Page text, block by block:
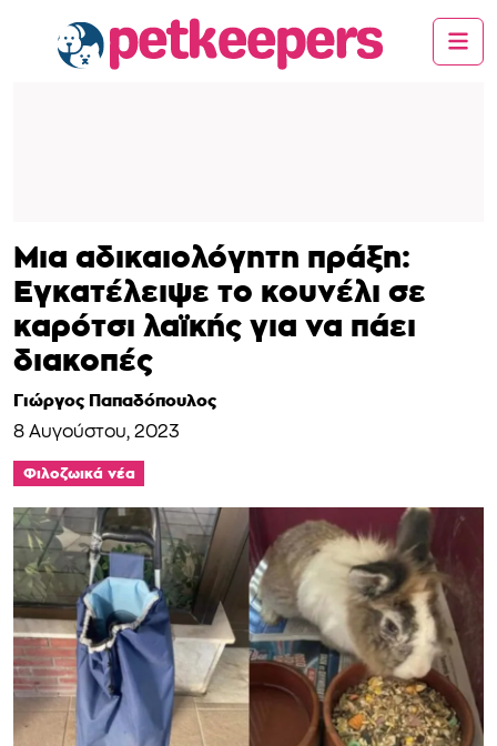
Μια αδικαιολόγητη πράξη:
Εγκατέλειψε το κουνέλι σε
καρότσι λαϊκής για να πάει
διακοπές
Γιώργος Παπαδόπουλος
8 Αυγούστου, 2023
Φιλοζωικά νέα